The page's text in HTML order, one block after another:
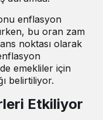
enflasyon
bu oran zam
noktası olarak
emekliler için
belirtiliyor.
Etkiliyor